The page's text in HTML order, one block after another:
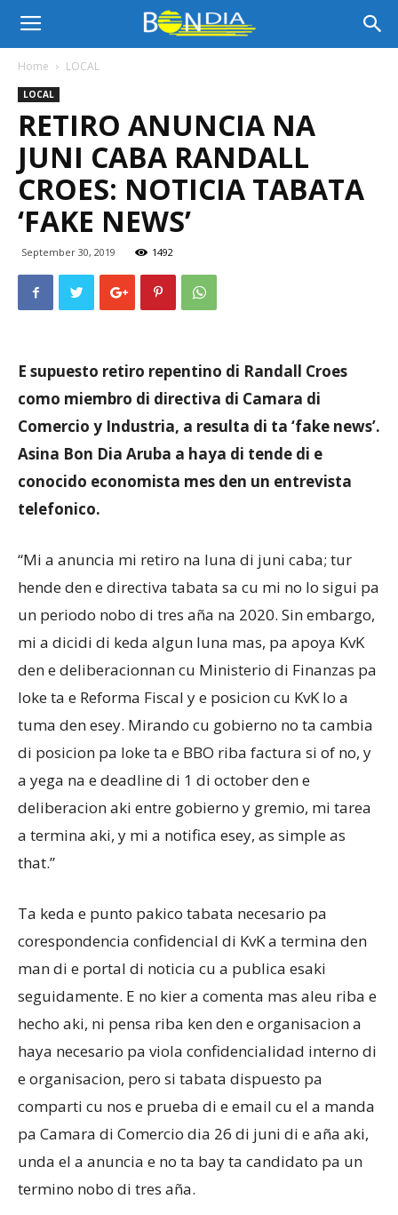
Bon
Dia
Aruba
Aruba
Home LOCAL
LOCAL
RETIRO ANUNCIA NA
JUNI CABA RANDALL
CROES: NOTICIA TABATA
‘FAKE NEWS’
September 30, 2019 1492
E supuesto retiro repentino di Randall Croes
como miembro di directiva di Camara di
Comercio y Industria, a resulta di ta ‘fake news’.
Asina Bon Dia Aruba a haya di tende di e
conocido economista mes den un entrevista
telefonico.
“Mi a anuncia mi retiro na luna di juni caba; tur
hende den e directiva tabata sa cu mi no lo sigui pa
un periodo nobo di tres aña na 2020. Sin embargo,
mi a dicidi di keda algun luna mas, pa apoya KvK
den e deliberacionnan cu Ministerio di Finanzas pa
loke ta e Reforma Fiscal y e posicion cu KvK lo a
tuma den esey. Mirando cu gobierno no ta cambia
di posicion pa loke ta e BBO riba factura si of no, y
a yega na e deadline di 1 di october den e
deliberacion aki entre gobierno y gremio, mi tarea
a termina aki, y mi a notifica esey, as simple as
that.”
Ta keda e punto pakico tabata necesario pa
corespondencia confidencial di KvK a termina den
man di e portal di noticia cu a publica esaki
seguidamente. E no kier a comenta mas aleu riba e
hecho aki, ni pensa riba ken den e organisacion a
haya necesario pa viola confidencialidad interno di
e organisacion, pero si tabata dispuesto pa
comparti cu nos e prueba di e email cu el a manda
pa Camara di Comercio dia 26 di juni di e aña aki,
unda el a anuncia e no ta bay ta candidato pa un
termino nobo di tres aña.